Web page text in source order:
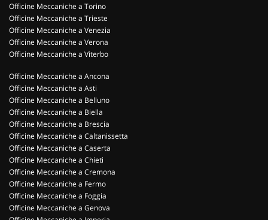
Officine Meccaniche a Torino
Officine Meccaniche a Trieste
Officine Meccaniche a Venezia
Officine Meccaniche a Verona
Officine Meccaniche a Viterbo
Officine Meccaniche a Ancona
Officine Meccaniche a Asti
Officine Meccaniche a Belluno
Officine Meccaniche a Biella
Officine Meccaniche a Brescia
Officine Meccaniche a Caltanissetta
Officine Meccaniche a Caserta
Officine Meccaniche a Chieti
Officine Meccaniche a Cremona
Officine Meccaniche a Fermo
Officine Meccaniche a Foggia
Officine Meccaniche a Genova